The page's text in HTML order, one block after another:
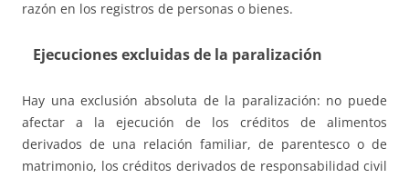
razón en los registros de personas o bienes.
Ejecuciones excluidas de la paralización
Hay una exclusión absoluta de la paralización: no puede
afectar a la ejecución de los créditos de alimentos
derivados de una relación familiar, de parentesco o de
matrimonio, los créditos derivados de responsabilidad civil